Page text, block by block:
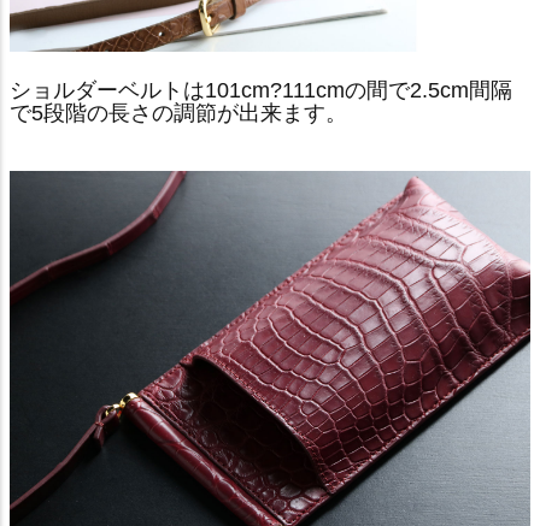
ショルダーベルトは101cm?111cmの間で2.5cm間隔
で5段階の長さの調節が出来ます。